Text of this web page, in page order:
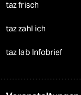
taz frisch
taz zahl ich
taz lab Infobrief